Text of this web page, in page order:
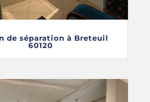
de séparation à Breteuil
60120